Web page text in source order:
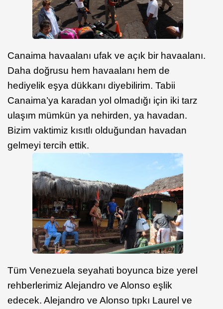
Canaima havaalanı ufak ve açık bir havaalanı.
Daha doğrusu hem havaalanı hem de
hediyelik eşya dükkanı diyebilirim. Tabii
Canaima’ya karadan yol olmadığı için iki tarz
ulaşım mümkün ya nehirden, ya havadan.
Bizim vaktimiz kısıtlı olduğundan havadan
gelmeyi tercih ettik.
Tüm Venezuela seyahati boyunca bize yerel
rehberlerimiz Alejandro ve Alonso eşlik
edecek. Alejandro ve Alonso tıpkı Laurel ve